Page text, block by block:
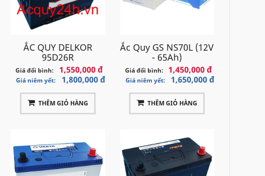
ẮC QUY DELKOR
95D26R
Giá đổi bình: 1,550,000 đ
Giá niêm yết: 1,800,000 đ
THÊM GIỎ HÀNG
Ắc Quy GS NS70L (12V
- 65Ah)
Giá đổi bình: 1,450,000 đ
Giá niêm yết: 1,650,000 đ
THÊM GIỎ HÀNG